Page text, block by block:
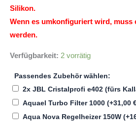
Silikon.
Wenn es umkonfiguriert wird, muss
werden.
Verfügbarkeit: 2 vorrätig
Passendes Zubehör wählen:
2x JBL Cristalprofi e402 (fürs
Aquael Turbo Filter 1000 (+31,00
Aqua Nova Regelheizer 150W (+